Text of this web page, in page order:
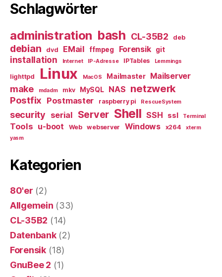
Schlagwörter
administration bash CL-35B2 deb
debian dvd EMail ffmpeg Forensik git
installation Internet IP-Adresse IPTables Lemmings
lighttpd Linux MacOS Mailmaster Mailserver
make mdadm mkv MySQL NAS netzwerk
Postfix Postmaster raspberry pi RescueSystem
security serial Server Shell SSH ssl Terminal
Tools u-boot Web webserver Windows x264
xterm
yasm
Kategorien
80'er (2)
Allgemein (33)
CL-35B2 (14)
Datenbank(2)
Forensik(18)
GnuBee 2 (1)